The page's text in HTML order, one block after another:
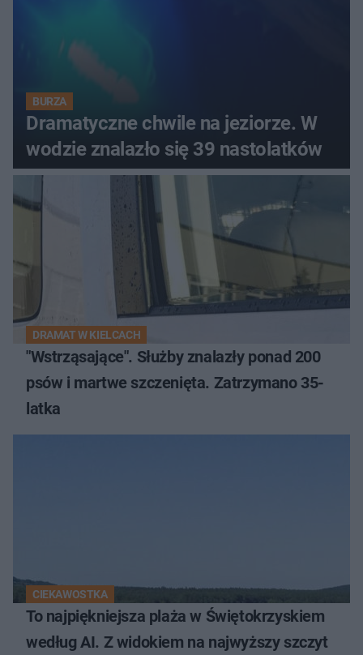
BURZA
Dramatyczne chwile na jeziorze. W
wodzie znalazło się 39 nastolatków
DRAMAT W KIELCACH
"Wstrząsające". Służby znalazły ponad 200
psów i martwe szczenięta. Zatrzymano 35-
latka
CIEKAWOSTKA
To najpiękniejsza plaża w Świętokrzyskiem
według AI. Z widokiem na najwyższy szczyt